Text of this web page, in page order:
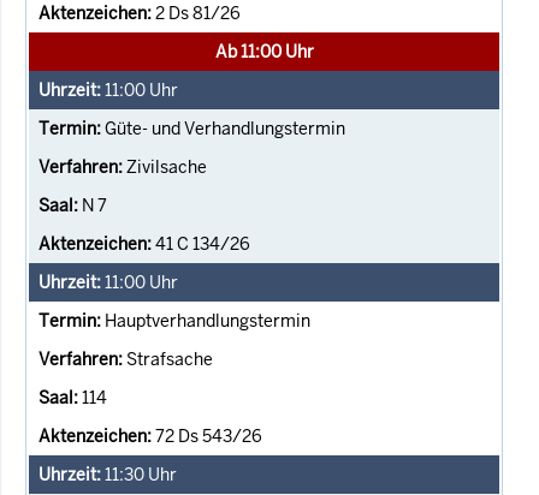
2 Ds 81/26
Ab 11:00 Uhr
11:00 Uhr
Güte- und Verhandlungstermin
Zivilsache
N 7
41 C 134/26
11:00 Uhr
Hauptverhandlungstermin
Strafsache
114
72 Ds 543/26
11:30 Uhr